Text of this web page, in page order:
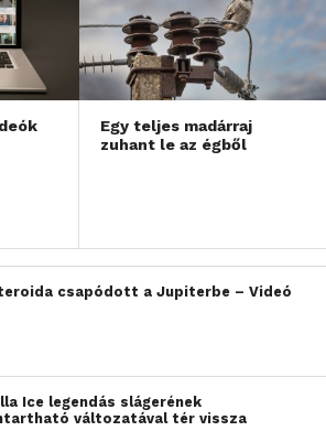
Egy teljes madárraj
zuhant le az égből
csapódott a Jupiterbe – Videó
Ice legendás slágerének
változatával tér vissza